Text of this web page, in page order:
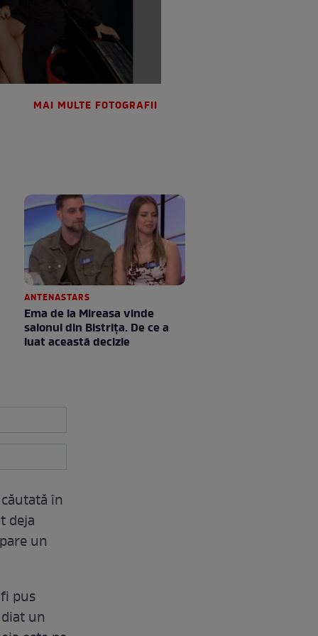
MAI MULTE FOTOGRAFII
ANTENASTARS
Ema de la Mireasa vinde
salonul din Bistrița. De ce a
luat această decizie
în
deja
un
pus
un